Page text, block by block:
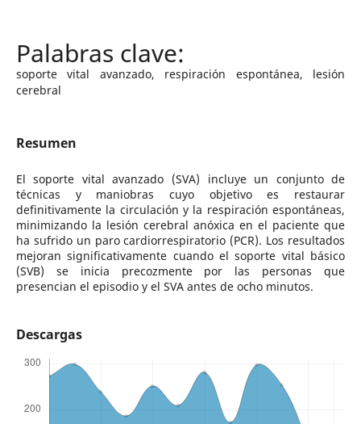
soporte vital avanzado, respiración espontánea, lesión
cerebral
Resumen
El soporte vital avanzado (SVA) incluye un conjunto de
técnicas y maniobras cuyo objetivo es restaurar
definitivamente la circulación y la respiración espontáneas,
minimizando la lesión cerebral anóxica en el paciente que
ha sufrido un paro cardiorrespiratorio (PCR). Los resultados
mejoran significativamente cuando el soporte vital básico
(SVB) se inicia precozmente por las personas que
presencian el episodio y el SVA antes de ocho minutos.
Descargas